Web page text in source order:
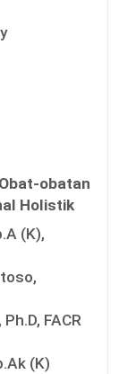
obatan
Holistik
(K),
FACR
(K)